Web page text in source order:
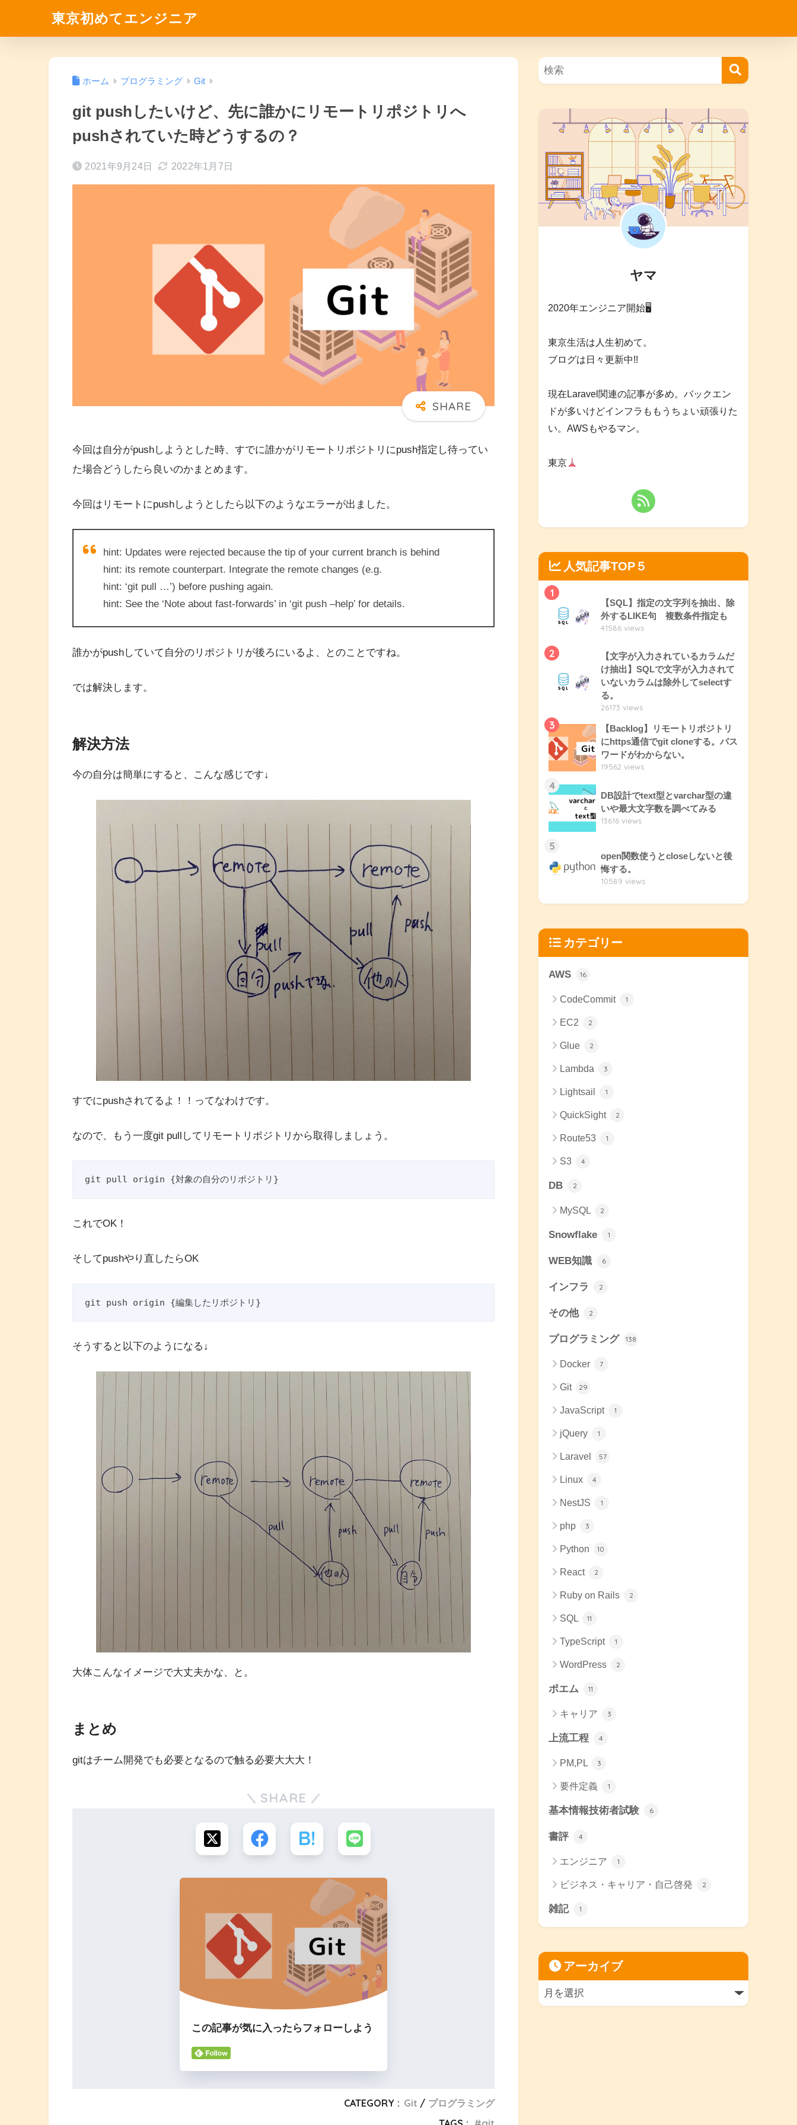
東京初めてエンジニア
ホーム プログラミング Git
git pushしたいけど、先に誰かにリモートリポジトリへ
pushされていた時どうするの？
2021年9月24日 2022年1月7日
今回は自分がpushしようとした時、すでに誰かがリモートリポジトリにpush指定し待ってい
た場合どうしたら良いのかまとめます。
今回はリモートにpushしようとしたら以下のようなエラーが出ました。
hint: Updates were rejected because the tip of your current branch is behind
hint: its remote counterpart. Integrate the remote changes (e.g.
hint: ‘git pull …’) before pushing again.
hint: See the ‘Note about fast-forwards’ in ‘git push –help’ for details.
誰かがpushしていて自分のリポジトリが後ろにいるよ、とのことですね。
では解決します。
解決方法
今の自分は簡単にすると、こんな感じです↓
すでにpushされてるよ！！ってなわけです。
なので、もう一度git pullしてリモートリポジトリから取得しましょう。
これでOK！
そしてpushやり直したらOK
そうすると以下のようになる↓
大体こんなイメージで大丈夫かな、と。
まとめ
gitはチーム開発でも必要となるので触る必要大大大！
SHARE
この記事が気に入ったらフォローしよう
CATEGORY : Git
プログラミング
ヤマ
2020年エンジニア開始🖥
東京生活は人生初めて。
ブログは日々更新中!!
現在Laravel関連の記事が多め。バックエン
ドが多いけどインフラももうちょい頑張りた
い。AWSもやるマン。
東京
人気記事TOP５
1
【SQL】指定の文字列を抽出、除
外するLIKE句 複数条件指定も
41586 views
2
【文字が入力されているカラムだ
け抽出】SQLで文字が入力されて
いないカラムは除外してselectす
る。
26173 views
3
【Backlog】リモートリポジトリ
にhttps通信でgit cloneする。パス
ワードがわからない。
19562 views
4
DB設計でtext型とvarchar型の違
いや最大文字数を調べてみる
13616 views
5
open関数使うとcloseしないと後
悔する。
10589 views
カテゴリー
AWS 16
CodeCommit 1
EC2 2
Glue 2
Lambda 3
Lightsail 1
QuickSight 2
Route53 1
S3 4
DB 2
MySQL 2
Snowflake 1
WEB知識 6
インフラ 2
その他 2
プログラミング 138
Docker 7
Git 29
JavaScript 1
jQuery 1
Laravel 57
Linux 4
NestJS 1
php 3
Python 10
React 2
Ruby on Rails 2
SQL 11
TypeScript 1
WordPress 2
ポエム 11
キャリア 3
上流工程 4
PM,PL 3
要件定義 1
基本情報技術者試験 6
書評 4
エンジニア 1
ビジネス・キャリア・自己啓発 2
雑記 1
アーカイブ